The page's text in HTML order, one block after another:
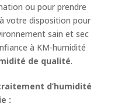
ou pour prendre
votre disposition pour
sain et sec
à KM-humidité
de qualité.
d’humidité
: